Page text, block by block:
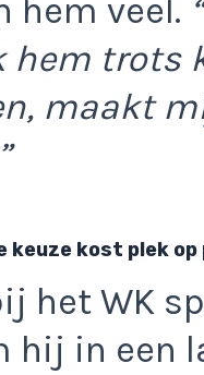
hem veel.
hem trots
maakt
keuze kost plek op
het WK
hij in een